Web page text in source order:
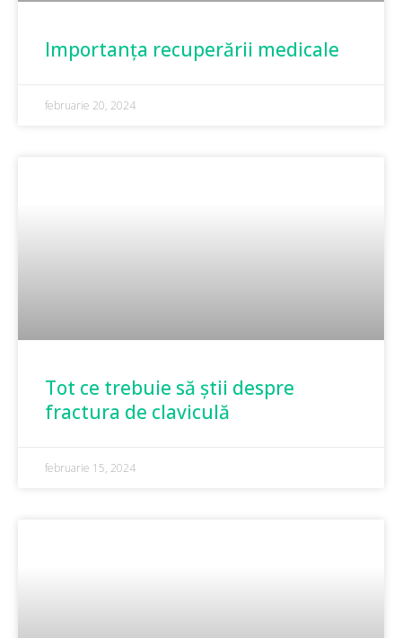
Importanța recuperării medicale
februarie 20, 2024
Tot ce trebuie să știi despre
fractura de claviculă
februarie 15, 2024